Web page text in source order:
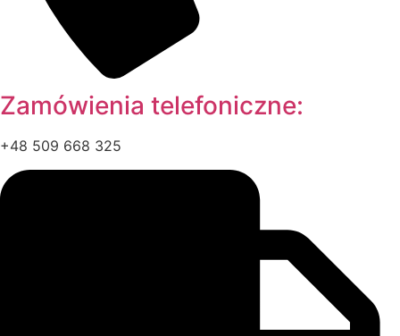
Zamówienia telefoniczne:
+48 509 668 325